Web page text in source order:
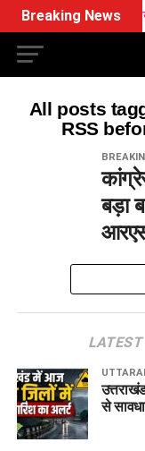
Breaking News
All posts
RSS
बड़ा
LATEST
से